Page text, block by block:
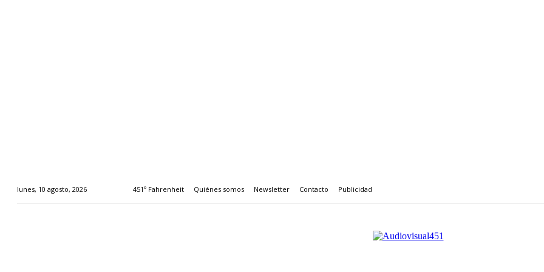
lunes, 10 agosto, 2026 451º Fahrenheit Quiénes somos Newsletter Contacto Publicidad